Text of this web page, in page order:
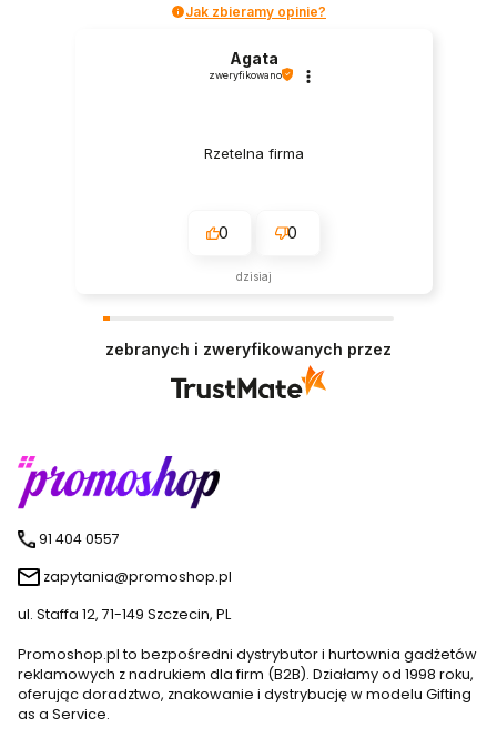
Jak zbieramy opinie?
Agata
zweryfikowano
Rzetelna firma
0 0
dzisiaj
zebranych i zweryfikowanych przez
91 404 0557
zapytania@promoshop.pl
ul. Staffa 12, 71-149 Szczecin, PL
Promoshop.pl to bezpośredni dystrybutor i hurtownia gadżetów
reklamowych z nadrukiem dla firm (B2B). Działamy od 1998 roku,
oferując doradztwo, znakowanie i dystrybucję w modelu Gifting
as a Service.